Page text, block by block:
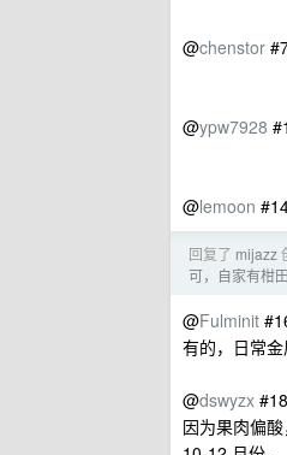
@chenstor
@ypw7928
@lemoon
回复了 mijazz
可，自家有柑
@Fulminit
有的，日常金
@dswyzx #18
因为果肉偏